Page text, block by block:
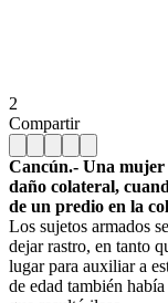
2
Compartir
Cancún.- Una mujer
daño colateral,
de un predio en la
Los sujetos armados
dejar rastro, en tanto
lugar para auxiliar a
de edad también